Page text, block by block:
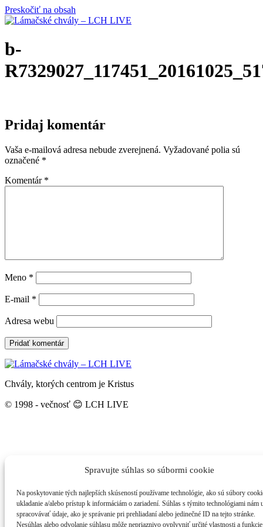
Spravujte súhlas so súbormi cookie
Na poskytovanie tých najlepších skúseností používame technológie, ako sú súbory
ukladanie a/alebo prístup k informáciám o zariadení. Súhlas s týmito technológiami nám
spracovávať údaje, ako je správanie pri prehliadaní alebo jedinečné ID na tejto stránke.
Nesúhlas alebo odvolanie súhlasu môže nepriaznivo ovplyvniť určité vlastnosti a
Preskočiť na obsah
b-
Pridaj komentár
Vaša e-mailová adresa nebude zverejnená. Vyžadované polia sú
označené *
Komentár *
Meno *
E-mail *
Adresa webu
Chvály, ktorých centrom je Kristus
© 1998 - večnosť 😊 LCH LIVE